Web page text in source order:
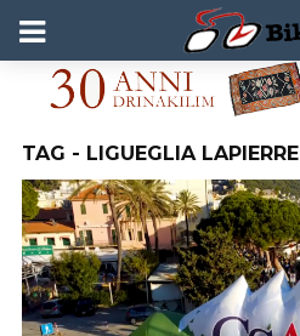
TAG - LIGUEGLIA LAPIERRE